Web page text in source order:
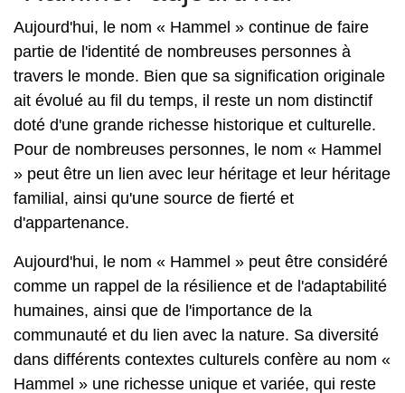
Aujourd'hui, le nom « Hammel » continue de faire
partie de l'identité de nombreuses personnes à
travers le monde. Bien que sa signification originale
ait évolué au fil du temps, il reste un nom distinctif
doté d'une grande richesse historique et culturelle.
Pour de nombreuses personnes, le nom « Hammel
» peut être un lien avec leur héritage et leur héritage
familial, ainsi qu'une source de fierté et
d'appartenance.
Aujourd'hui, le nom « Hammel » peut être considéré
comme un rappel de la résilience et de l'adaptabilité
humaines, ainsi que de l'importance de la
communauté et du lien avec la nature. Sa diversité
dans différents contextes culturels confère au nom «
Hammel » une richesse unique et variée, qui reste